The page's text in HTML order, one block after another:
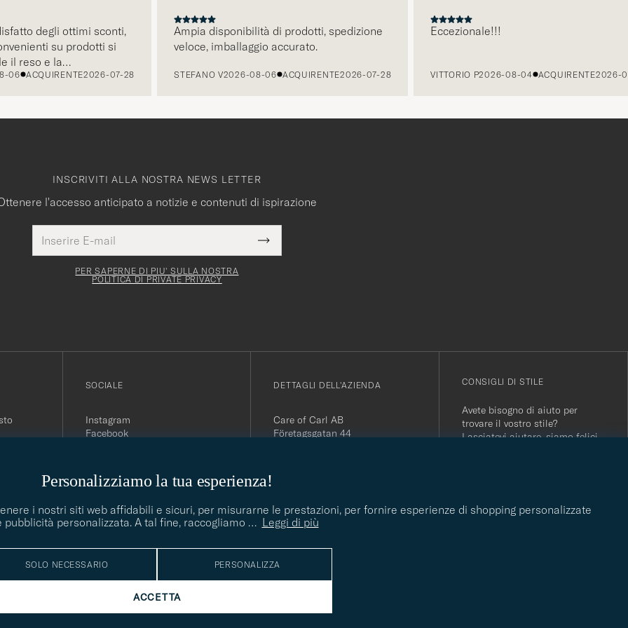
degli ottimi sconti,
su prodotti si
reso e la
mail é pratica e
ACQUIRENTE2026-07-28
Ampia disponibilità di prodotti, spedizione
veloce, imballaggio accurato.
STEFANO V2026-08-06 ACQUIRENTE2026-07-28
Eccezionale!!!
VITTORIO P2026-08-04 ACQUIRENTE2026-07-
Personalizziamo la tua esperienza!
i nostri siti web affidabili e sicuri, per misurarne le prestazioni, per fornire esperienze di shopping personalizzate
pubblicità personalizzata. A tal fine, raccogliamo … Leggi di più
SOLO NECESSARIO PERSONALIZZA
ACCETTA
INSCRIVITI ALLA NOSTRA NEWS LETTER
l'accesso anticipato a notizie e contenuti di ispirazione
E-
mail
Questo
campo
Submit
Newsletter
PER SAPERNE DI PIU' SULLA NOSTRA
POLITICA DI PRIVATE PRIVACY
SOCIALE
Instagram
Facebook
DETTAGLI DELL'AZIENDA
Care of Carl AB
Företagsgatan 44
Office hours: Mon-Fri, 9AM -
5PM CET/CEST
CONSIGLI DI STILE
Avete bisogno di aiuto per
trovare il vostro stile?
Lasciatevi aiutare, siamo felici